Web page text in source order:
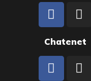
Chatenet